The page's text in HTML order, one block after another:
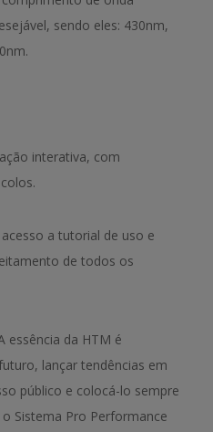
sendo eles: 430nm,
interativa, com
a tutorial de uso e
de todos os
essência da HTM é
lançar tendências em
público e colocá-lo sempre
Sistema Pro Performance